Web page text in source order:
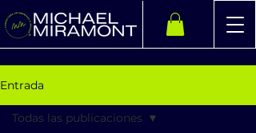
Entrada
Todas las publicaciones